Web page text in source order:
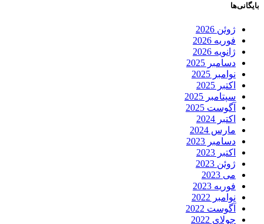
بایگانی‌ها
ژوئن 2026
فوریه 2026
ژانویه 2026
دسامبر 2025
نوامبر 2025
اکتبر 2025
سپتامبر 2025
آگوست 2025
اکتبر 2024
مارس 2024
دسامبر 2023
اکتبر 2023
ژوئن 2023
می 2023
فوریه 2023
نوامبر 2022
آگوست 2022
جولای 2022